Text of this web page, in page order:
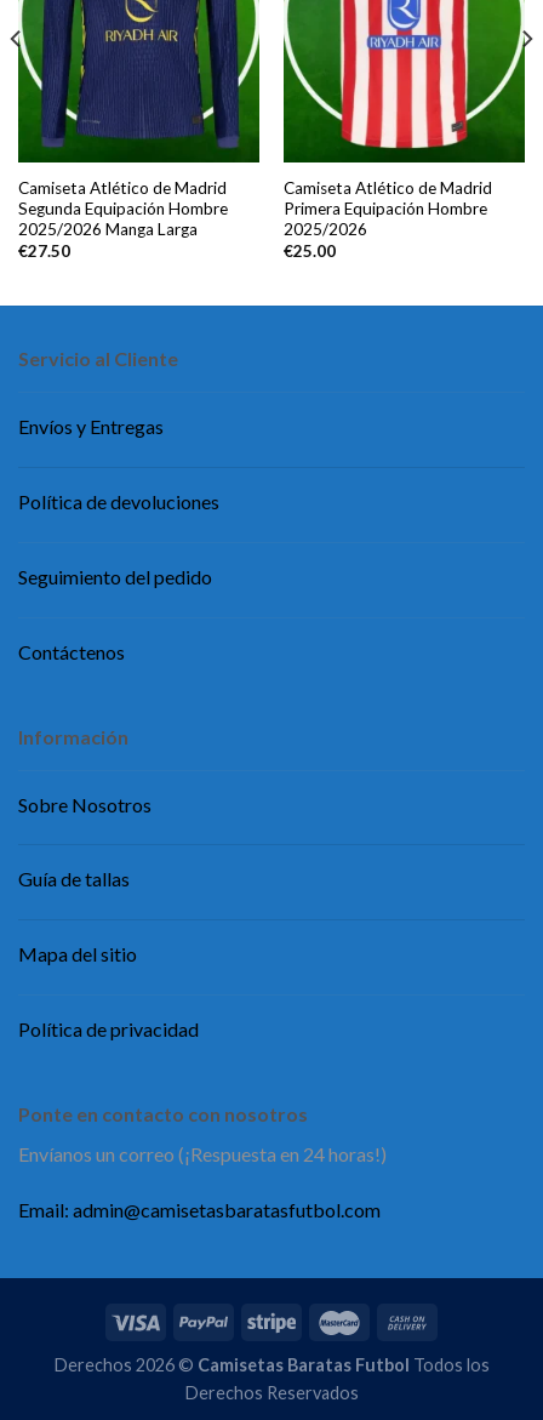
Camiseta Atlético de Madrid
Segunda Equipación Hombre
2025/2026 Manga Larga
€27.50
Camiseta Atlético de Madrid
Primera Equipación Hombre
2025/2026
€25.00
Servicio al Cliente
Envíos y Entregas
Política de devoluciones
Seguimiento del pedido
Contáctenos
Información
Sobre Nosotros
Guía de tallas
Mapa del sitio
Política de privacidad
Ponte en contacto con nosotros
Envíanos un correo (¡Respuesta en 24 horas!)
Email: admin@camisetasbaratasfutbol.com
Derechos 2026 © Camisetas Baratas Futbol Todos los
Derechos Reservados